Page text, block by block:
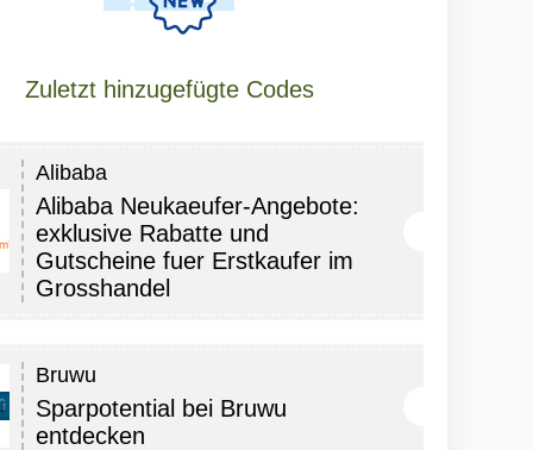
Zuletzt hinzugefügte Codes
Alibaba
Alibaba Neukaeufer-Angebote:
exklusive Rabatte und
Gutscheine fuer Erstkaufer im
Grosshandel
Bruwu
Sparpotential bei Bruwu
entdecken